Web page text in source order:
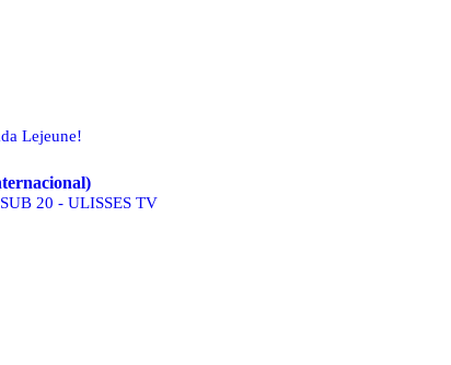
Lejeune!
20 - ULISSES TV